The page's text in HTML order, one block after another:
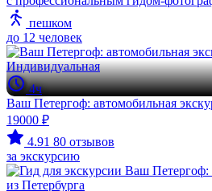
пешком
до 12 человек
Индивидуальная
4ч
Ваш Петергоф: автомобильная
19000 ₽
4.91 80 отзывов
за экскурсию